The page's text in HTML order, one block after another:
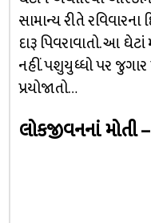
સામાન્ય રીતે
દારૂ પિવરાવાતો. આ
નહીં. પશુયુધ્ધો પર
પ્રયોજાતો…
લોકજીવનનાં મોતી